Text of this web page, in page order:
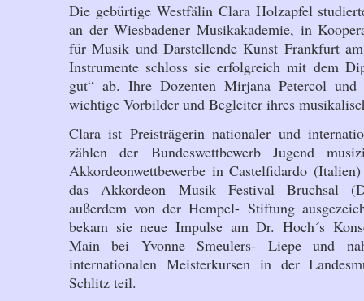
Die gebürtige Westfälin Clara Holzapfel
an der Wiesbadener Musikakademie, in
für Musik und Darstellende Kunst Frankfurt
Instrumente schloss sie erfolgreich mit dem
gut“ ab. Ihre Dozenten Mirjana Petercol und
wichtige Vorbilder und Begleiter ihres
Clara ist Preisträgerin nationaler und
zählen der Bundeswettbewerb Jugend
Akkordeonwettbewerbe in Castelfidardo
das Akkordeon Musik Festival Bruchsal
außerdem von der Hempel- Stiftung
bekam sie neue Impulse am Dr. Hoch´s
Main bei Yvonne Smeulers- Liepe und
internationalen Meisterkursen in der
Schlitz teil.